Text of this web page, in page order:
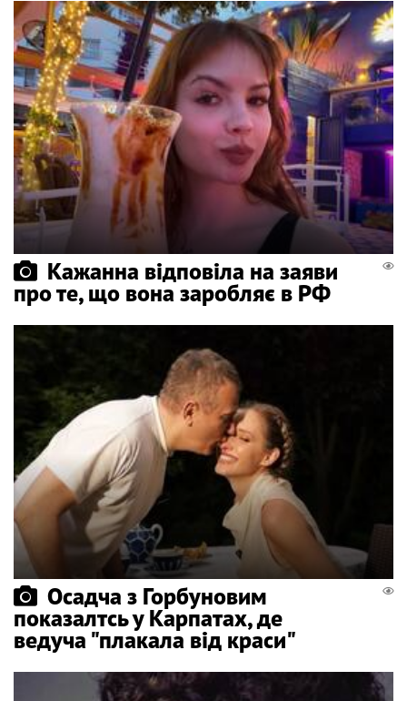
Кажанна відповіла на заяви
про те, що вона заробляє в РФ
Осадча з Горбуновим
показалтсь у Карпатах, де
ведуча "плакала від краси"